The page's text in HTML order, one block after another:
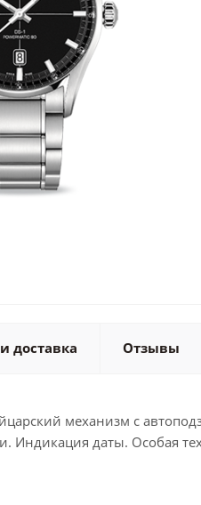
доставка Отзывы
механизм с
Индикация даты. Особая